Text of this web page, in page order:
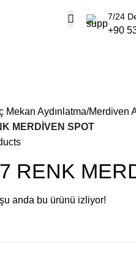
7/24
+90
Mekan Aydınlatma Merdiven
MERDİVEN SPOT
RENK
anda bu ürünü izliyor!